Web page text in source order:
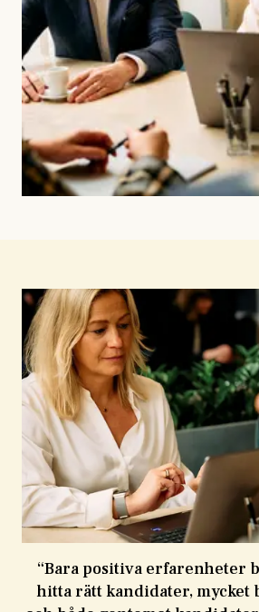
“Bara positiva erfarenheter
hitta rätt kandidater, mycket